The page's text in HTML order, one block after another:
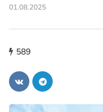
01.08.2025
589